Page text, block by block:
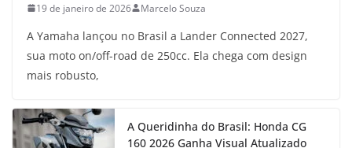
19 de janeiro de 2026 Marcelo Souza
A Yamaha lançou no Brasil a Lander Connected 2027,
sua moto on/off-road de 250cc. Ela chega com design
mais robusto,
A Queridinha do Brasil: Honda CG
160 2026 Ganha Visual Atualizado